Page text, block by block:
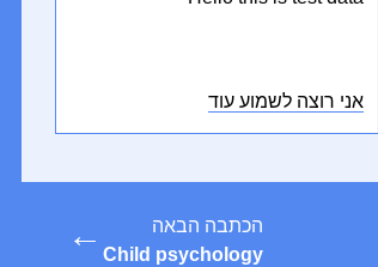
אני רוצה לשמוע עוד
הכתבה הבאה
Child psychology
←